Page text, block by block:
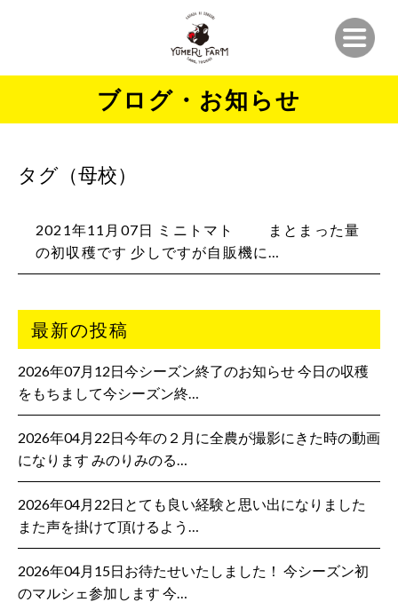
ブログ・お知らせ
タグ（母校）
2021年11月07日 ミニトマト まとまった量
の初収穫です 少しですが自販機に…
最新の投稿
2026年07月12日今シーズン終了のお知らせ 今日の収穫
をもちまして今シーズン終…
2026年04月22日今年の２月に全農が撮影にきた時の動画
になります みのりみのる…
2026年04月22日とても良い経験と思い出になりました
また声を掛けて頂けるよう…
2026年04月15日お待たせいたしました！ 今シーズン初
のマルシェ参加します 今…